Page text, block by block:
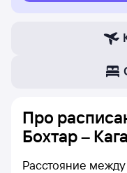
Про
Бохтар –
Расстояние